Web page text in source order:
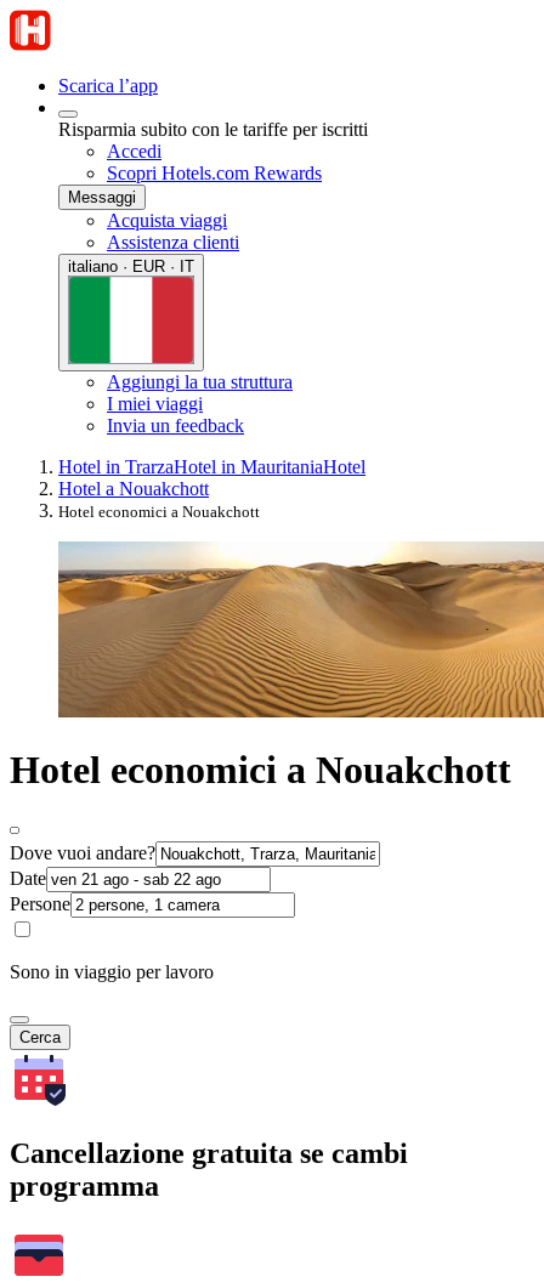
Scarica l’app
Risparmia subito con le tariffe per iscritti
Accedi
Scopri Hotels.com Rewards
Messaggi
Acquista viaggi
Assistenza clienti
italiano · EUR · IT
Aggiungi la tua struttura
I miei viaggi
Invia un feedback
Hotel in TrarzaHotel in MauritaniaHotel
Hotel a Nouakchott
Hotel economici a Nouakchott
Hotel economici a Nouakchott
Dove vuoi andare?
Date
Persone
Sono in viaggio per lavoro
Cerca
Cancellazione gratuita se cambi
programma